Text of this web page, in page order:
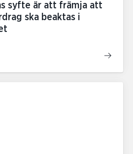
syfte är att främja att
ska beaktas i